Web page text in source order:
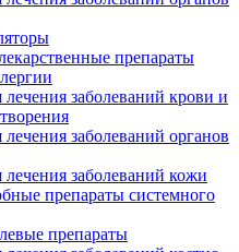
препараты
заболеваний крови и
заболеваний органов
заболеваний кожи
препараты системного
препараты